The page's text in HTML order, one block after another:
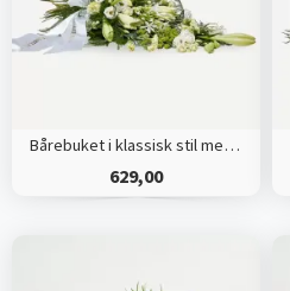
Bårebuket i klassisk stil med bånd - hvid
629,00